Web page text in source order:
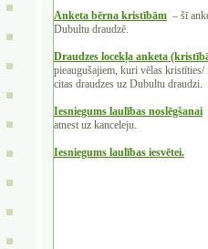
Anketa bērna kristībām – šī
Dubultu draudzē.
Draudzes locekļa anketa
pieaugušajiem, kuri vēlas
citas draudzes uz Dubultu draudzi.
Iesniegums laulības noslēgšanai
atnest uz kanceleju.
Iesniegums laulības iesvētei.